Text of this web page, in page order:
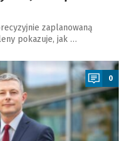
zaplanowaną
pokazuje, jak …
0